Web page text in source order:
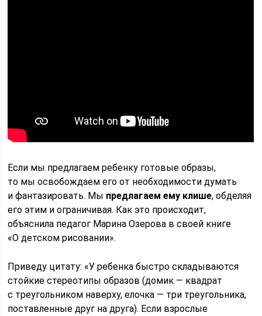
Если мы предлагаем ребенку готовые образы,
то мы освобождаем его от необходимости думать
и фантазировать. Мы предлагаем ему клише, обделяя
его этим и ограничивая. Как это происходит,
объяснила педагог Марина Озерова в своей книге
«О детском рисовании».
Приведу цитату: «У ребенка быстро складываются
стойкие стереотипы образов (домик — квадрат
с треугольником наверху, елочка — три треугольника,
поставленные друг на друга). Если взрослые